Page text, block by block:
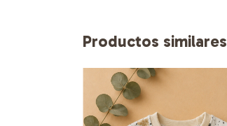
Productos similares